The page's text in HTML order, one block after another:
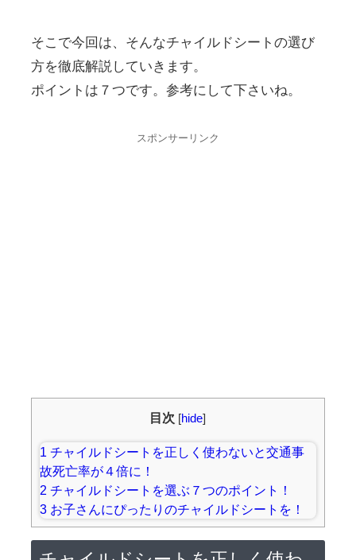
そこで今回は、そんなチャイルドシートの選び
方を徹底解説していきます。
ポイントは７つです。参考にして下さいね。
スポンサーリンク
目次 [hide]
1 チャイルドシートを正しく使わないと交通事
故死亡率が４倍に！
2 チャイルドシートを選ぶ７つのポイント！
3お子さんにぴったりのチャイルドシートを！